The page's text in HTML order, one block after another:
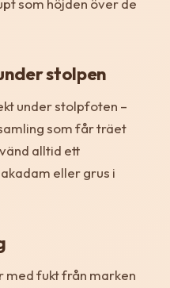
som höjden över de
stolpen
under stolpfoten –
som får träet
alltid ett
eller grus i
med fukt från marken